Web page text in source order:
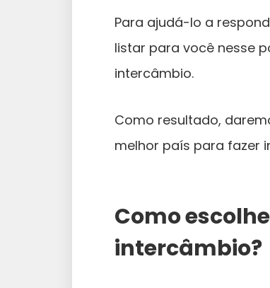
Para ajudá-lo a
listar para você nesse
intercâmbio.
Como resultado,
melhor país para fazer
Como
intercâmbio?